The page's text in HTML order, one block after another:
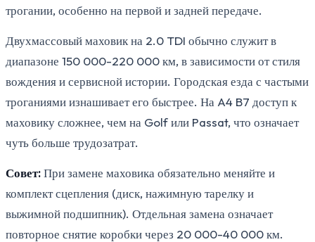
трогании, особенно на первой и задней передаче.
Двухмассовый маховик на 2.0 TDI обычно служит в
диапазоне 150 000-220 000 км, в зависимости от стиля
вождения и сервисной истории. Городская езда с частыми
троганиями изнашивает его быстрее. На A4 B7 доступ к
маховику сложнее, чем на Golf или Passat, что означает
чуть больше трудозатрат.
Совет:При замене маховика обязательно меняйте и
комплект сцепления (диск, нажимную тарелку и
выжимной подшипник). Отдельная замена означает
повторное снятие коробки через 20 000-40 000 км.